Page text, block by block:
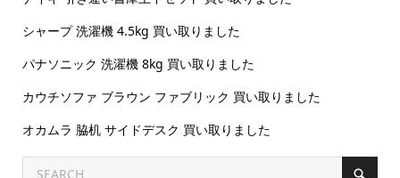
シャープ 洗濯機 4.5kg 買い取りました
パナソニック 洗濯機 8kg 買い取りました
カウチソファ ブラウン ファブリック 買い取りました
オカムラ 脇机 サイドデスク 買い取りました